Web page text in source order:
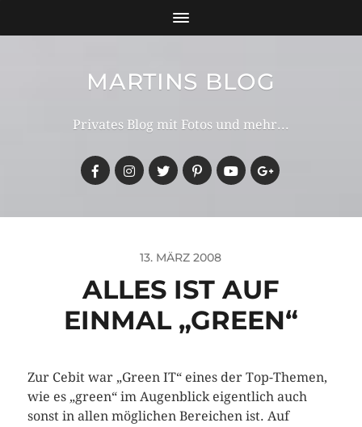
MARTINS BLOG
Privates Blog mit Fotos und mehr...
13. MÄRZ 2008
ALLES IST AUF
EINMAL „GREEN“
Zur Cebit war „Green IT“ eines der Top-Themen,
wie es „green“ im Augenblick eigentlich auch
sonst in allen möglichen Bereichen ist. Auf